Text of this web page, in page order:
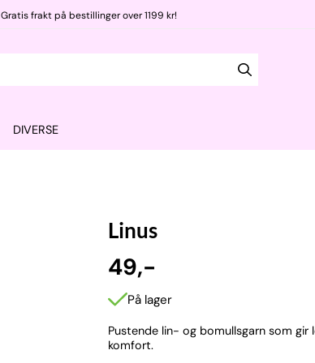
Gratis frakt på bestillinger over 1199 kr!
DIVERSE
Linus
49,-
På lager
Pustende lin- og bomullsgarn som
komfort.